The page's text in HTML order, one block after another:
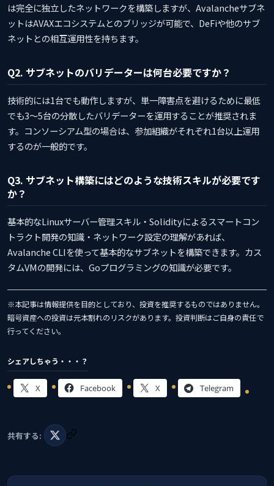
は完全に独立したネットワークを構築しますが、Avalancheサブネ
ットはAVAXエコシステムとのブリッジが可能で、DeFiや他のサブ
ネットとの相互運用性を持ちます。
Q2. サブネットのバリデーターは何台必要ですか？
技術的には1台でも動作しますが、単一障害点を避けるために最低
でも3〜5台の分散したバリデーターを運用することが推奨されま
す。コンソーシアム型の場合は、参加組織がそれぞれ1台以上運用
するのが一般的です。
Q3. サブネット構築にはどのような技術スキルが必要です
か？
基本的なLinuxサーバー管理スキル・Solidityによるスマートコン
トラクト開発の知識・ネットワーク設定の理解があれば、
Avalanche CLIを使って基本的なサブネットを構築できます。カス
タムVMの開発には、Goプログラミングの知識が必要です。
※本記事は情報提供を目的としており、投資を推奨するものではありません。
暗号資産への投資は元本割れのリスクがあります。投資判断はご自身の責任で
行ってください。
シェアしちゃう・・・？
X Facebook X Telegram
共有する: